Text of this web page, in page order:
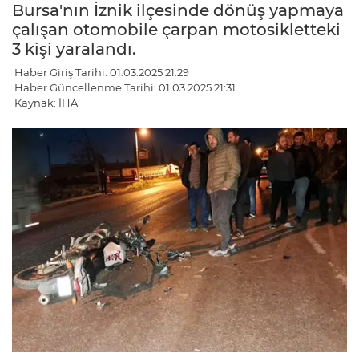
Bursa'nın İznik ilçesinde dönüş yapmaya
çalışan otomobile çarpan motosikletteki
3 kişi yaralandı.
Haber Giriş Tarihi: 01.03.2025 21:29
Haber Güncellenme Tarihi: 01.03.2025 21:31
Kaynak: İHA